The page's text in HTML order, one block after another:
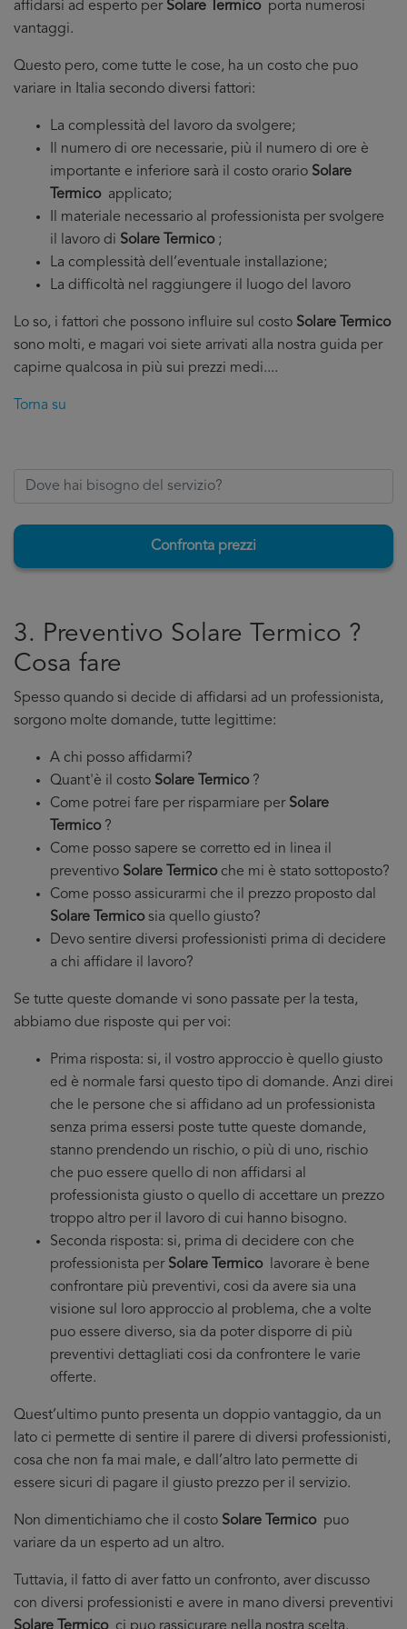
affidarsi ad esperto per Solare Termico porta numerosi
vantaggi.
Questo pero, come tutte le cose, ha un costo che puo
variare in Italia secondo diversi fattori:
La complessità del lavoro da svolgere;
Il numero di ore necessarie, più il numero di ore è
importante e inferiore sarà il costo orario Solare
Termico applicato;
Il materiale necessario al professionista per svolgere
il lavoro di Solare Termico ;
La complessità dell’eventuale installazione;
La difficoltà nel raggiungere il luogo del lavoro
Lo so, i fattori che possono influire sul costo Solare Termico
sono molti, e magari voi siete arrivati alla nostra guida per
capirne qualcosa in più sui prezzi medi....
Torna su
Confronta prezzi
3. Preventivo Solare Termico ?
Cosa fare
Spesso quando si decide di affidarsi ad un professionista,
sorgono molte domande, tutte legittime:
A chi posso affidarmi?
Quant'è il costo Solare Termico ?
Come potrei fare per risparmiare per Solare
Termico ?
Come posso sapere se corretto ed in linea il
preventivo Solare Termicoche mi è stato sottoposto?
Come posso assicurarmi che il prezzo proposto dal
Solare Termicosia quello giusto?
Devo sentire diversi professionisti prima di decidere
a chi affidare il lavoro?
Se tutte queste domande vi sono passate per la testa,
abbiamo due risposte qui per voi:
Prima risposta: si, il vostro approccio è quello giusto
ed è normale farsi questo tipo di domande. Anzi direi
che le persone che si affidano ad un professionista
senza prima essersi poste tutte queste domande,
stanno prendendo un rischio, o più di uno, rischio
che puo essere quello di non affidarsi al
professionista giusto o quello di accettare un prezzo
troppo altro per il lavoro di cui hanno bisogno.
Seconda risposta: si, prima di decidere con che
professionista per Solare Termico
lavorare è bene
confrontare più preventivi, cosi da avere sia una
visione sul loro approccio al problema, che a volte
puo essere diverso, sia da poter disporre di più
preventivi dettagliati cosi da confrontere le varie
offerte.
Quest’ultimo punto presenta un doppio vantaggio, da un
lato ci permette di sentire il parere di diversi professionisti,
cosa che non fa mai male, e dall’altro lato permette di
essere sicuri di pagare il giusto prezzo per il servizio.
Non dimentichiamo che il costo Solare Termico puo
variare da un esperto ad un altro.
Tuttavia, il fatto di aver fatto un confronto, aver discusso
con diversi professionisti e avere in mano diversi preventivi